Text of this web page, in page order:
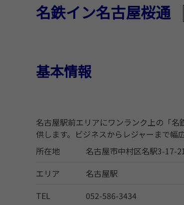
名鉄イン名古屋桜通
基本情報
名古屋駅前エリアにワンランク上の「
供します。ビジネスからレジャーまで幅
所在地
名古屋市中村区名駅3-17-
エリア
名古屋駅
TEL
052-586-3434